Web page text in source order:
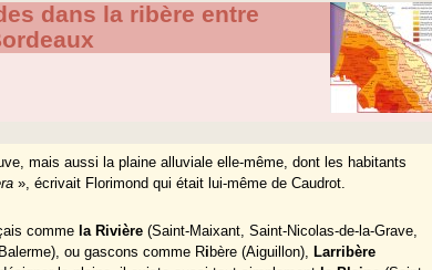
dans la ribère entre
mais aussi la plaine alluviale elle-même, dont les habitants
», écrivait Florimond qui était lui-même de Caudrot.
comme la Rivière (Saint-Maixant, Saint-Nicolas-de-la-Grave,
ou gascons comme Ri bère (Aiguillon), Larribère